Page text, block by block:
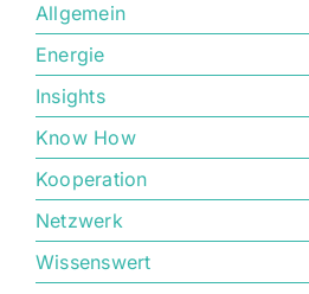
Allgemein
Energie
Insights
Know How
Kooperation
Netzwerk
Wissenswert